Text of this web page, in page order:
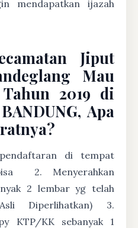
mendapatkan ijazah
Jiput
Mau
2019 di
Apa
di tempat
2. Menyerahkan
2 lembar yg telah
Diperlihatkan) 3.
KTP/KK sebanyak 1